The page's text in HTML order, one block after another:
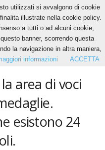
area di voci
esistono 24
utilizzati si avvalgono di cookie
illustrate nella cookie policy.
a tutti o ad alcuni cookie,
banner, scorrendo questa
la navigazione in altra maniera,
informazioni ACCETTA